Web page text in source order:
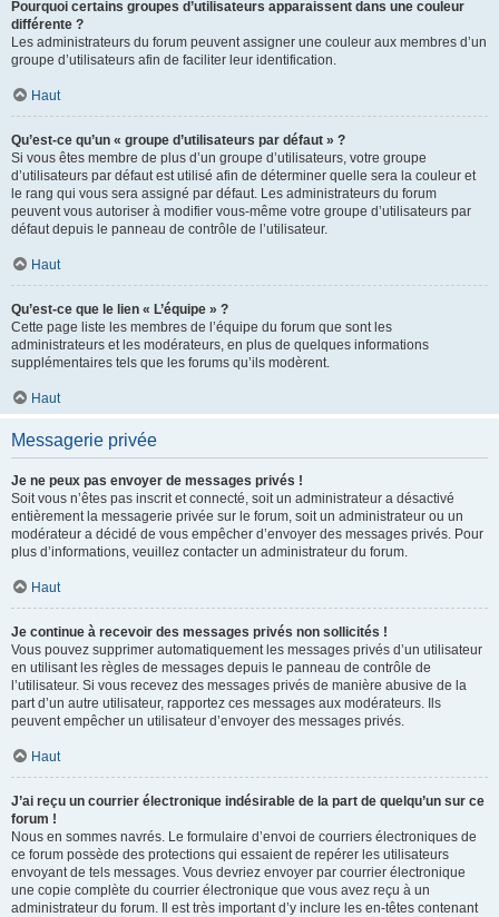
Pourquoi certains groupes d’utilisateurs apparaissent dans une couleur
différente ?
Les administrateurs du forum peuvent assigner une couleur aux membres d’un
groupe d’utilisateurs afin de faciliter leur identification.
Haut
Qu’est-ce qu’un « groupe d’utilisateurs par défaut » ?
Si vous êtes membre de plus d’un groupe d’utilisateurs, votre groupe
d’utilisateurs par défaut est utilisé afin de déterminer quelle sera la couleur et
le rang qui vous sera assigné par défaut. Les administrateurs du forum
peuvent vous autoriser à modifier vous-même votre groupe d’utilisateurs par
défaut depuis le panneau de contrôle de l’utilisateur.
Haut
Qu’est-ce que le lien « L’équipe » ?
Cette page liste les membres de l’équipe du forum que sont les
administrateurs et les modérateurs, en plus de quelques informations
supplémentaires tels que les forums qu’ils modèrent.
Haut
Messagerie privée
Je ne peux pas envoyer de messages privés !
Soit vous n’êtes pas inscrit et connecté, soit un administrateur a désactivé
entièrement la messagerie privée sur le forum, soit un administrateur ou un
modérateur a décidé de vous empêcher d’envoyer des messages privés. Pour
plus d’informations, veuillez contacter un administrateur du forum.
Haut
Je continue à recevoir des messages privés non sollicités !
Vous pouvez supprimer automatiquement les messages privés d’un utilisateur
en utilisant les règles de messages depuis le panneau de contrôle de
l’utilisateur. Si vous recevez des messages privés de manière abusive de la
part d’un autre utilisateur, rapportez ces messages aux modérateurs. Ils
peuvent empêcher un utilisateur d’envoyer des messages privés.
Haut
J’ai reçu un courrier électronique indésirable de la part de quelqu’un sur ce
forum !
Nous en sommes navrés. Le formulaire d’envoi de courriers électroniques de
ce forum possède des protections qui essaient de repérer les utilisateurs
envoyant de tels messages. Vous devriez envoyer par courrier électronique
une copie complète du courrier électronique que vous avez reçu à un
administrateur du forum. Il est très important d’y inclure les en-têtes contenant